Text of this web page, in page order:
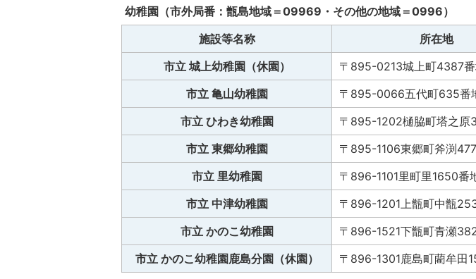
幼稚園（市外局番：甑島地域＝09969・その他の地域＝0996）
施設等名称
所在地
市立 城上幼稚園（休園）
〒895-0213城上町4387
市立 亀山幼稚園
〒895-0066五代町635番
市立 ひわき幼稚園
〒895-1202樋脇町塔之原
市立 東郷幼稚園
〒895-1106東郷町斧渕
市立 里幼稚園
〒896-1101里町里1650番
市立 中津幼稚園
〒896-1201上甑町中甑
市立 かのこ幼稚園
〒896-1521下甑町青瀬
市立 かのこ幼稚園鹿島分園（休園）
〒896-1301鹿島町藺牟田